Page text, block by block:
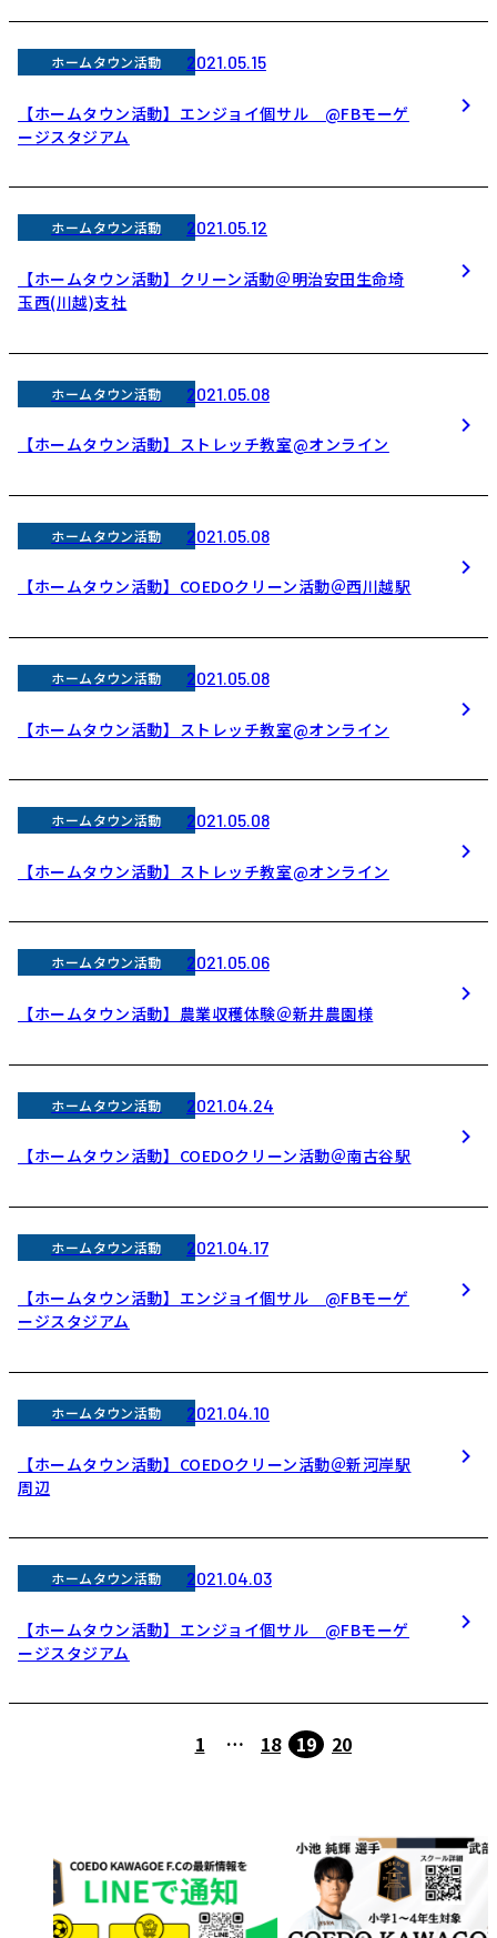
ホームタウン活動 2021.05.15
【ホームタウン活動】エンジョイ個サル @FBモーゲ
ージスタジアム
ホームタウン活動 2021.05.12
【ホームタウン活動】クリーン活動＠明治安田生命埼
玉西(川越)支社
ホームタウン活動 2021.05.08
【ホームタウン活動】ストレッチ教室@オンライン
ホームタウン活動 2021.05.08
【ホームタウン活動】COEDOクリーン活動＠西川越駅
ホームタウン活動 2021.05.08
【ホームタウン活動】ストレッチ教室@オンライン
ホームタウン活動 2021.05.08
【ホームタウン活動】ストレッチ教室@オンライン
ホームタウン活動 2021.05.06
【ホームタウン活動】農業収穫体験＠新井農園様
ホームタウン活動 2021.04.24
【ホームタウン活動】COEDOクリーン活動＠南古谷駅
ホームタウン活動 2021.04.17
【ホームタウン活動】エンジョイ個サル @FBモーゲ
ージスタジアム
ホームタウン活動 2021.04.10
【ホームタウン活動】COEDOクリーン活動＠新河岸駅
周辺
ホームタウン活動 2021.04.03
【ホームタウン活動】エンジョイ個サル @FBモーゲ
ージスタジアム
1 … 18 19 20